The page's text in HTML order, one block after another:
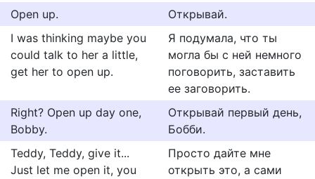
Open up.
Открывай.
I was thinking maybe you
could talk to her a little,
get her to open up.
Я подумала, что ты
могла бы с ней немного
поговорить, заставить
ее заговорить.
Right? Open up day one,
Bobby.
Открывай первый день,
Бобби.
Teddy, Teddy, give it...
Just let me open it, you
Просто дайте мне
открыть это, а сами